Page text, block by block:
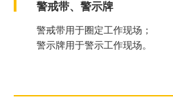
警戒带、警示牌
警戒带用于圈定工作现场；
警示牌用于警示工作现场。